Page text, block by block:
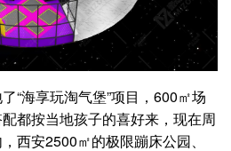
“海享玩淘气堡”项目，600㎡场
都按当地孩子的喜好来，现在周
西安2500㎡的极限蹦床公园、